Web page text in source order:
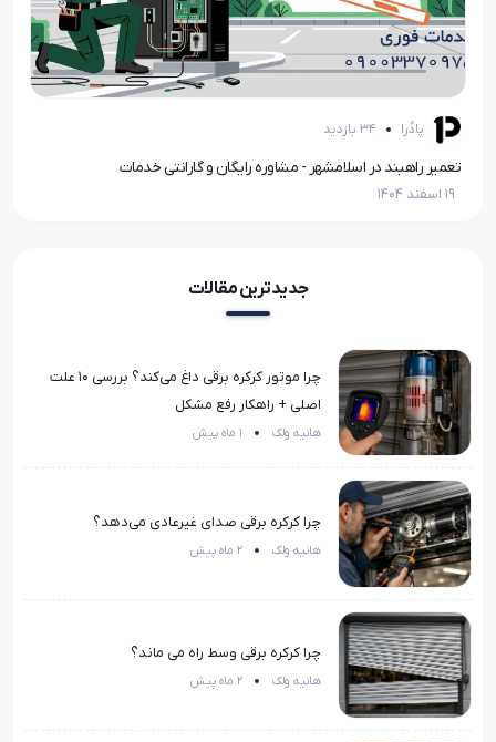
پادُرا 34 بازدید
تعمیر راهبند در اسلامشهر - مشاوره رایگان و گارانتی خدمات
19 اسفند 1404
جدیدترین مقالات
چرا موتور کرکره برقی داغ می‌کند؟ بررسی ۱۰ علت
اصلی + راهکار رفع مشکل
هانیه ولک 1 ماه پیش
چرا کرکره برقی صدای غیرعادی می‌دهد؟
هانیه ولک 2 ماه پیش
چرا کرکره برقی وسط راه می ماند؟
هانیه ولک 2 ماه پیش